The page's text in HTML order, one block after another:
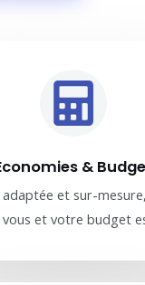
&
et sur-
et votre budget